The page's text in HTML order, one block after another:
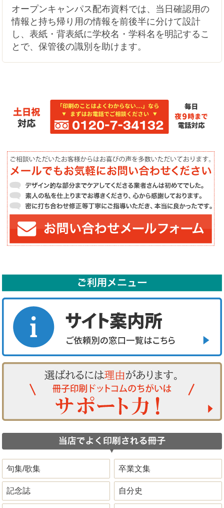
オープンキャンパス配布資料では、当日確認用の
情報と持ち帰り用の情報を前後半に分けて設計
し、表紙・背表紙に学校名・学科名を明記するこ
とで、保管後の識別を助けます。
句集/歌集 卒業文集
記念誌 自分史